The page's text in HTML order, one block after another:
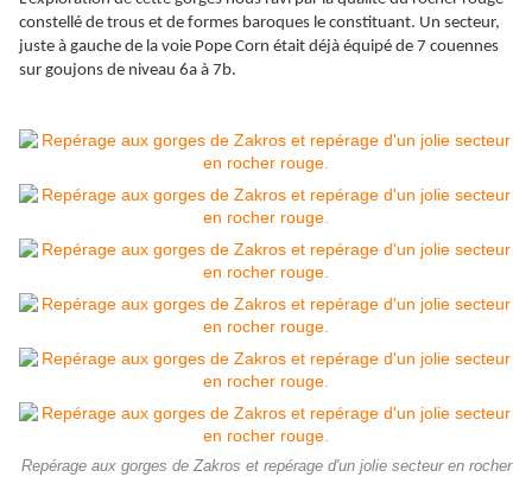
constellé de trous et de formes baroques le constituant. Un secteur,
juste à gauche de la voie Pope Corn était déjà équipé de 7 couennes
sur goujons de niveau 6a à 7b.
Repérage aux gorges de Zakros et repérage d'un jolie secteur en rocher